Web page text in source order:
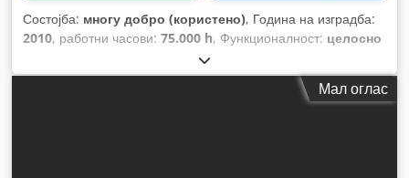
Состојба: многу добро (користено), Година на изградба:
2010, работни часови: 75.000 h, Функционалност: целосно
Мал оглас